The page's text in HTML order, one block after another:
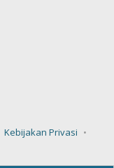
Kebijakan Privasi